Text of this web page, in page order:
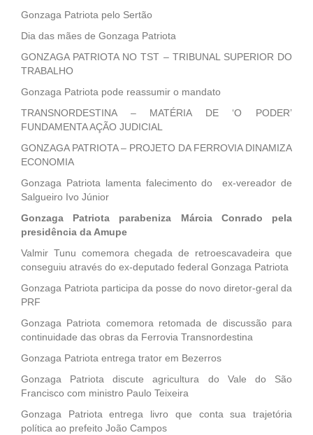
Gonzaga Patriota pelo Sertão
Dia das mães de Gonzaga Patriota
GONZAGA PATRIOTA NO TST – TRIBUNAL SUPERIOR DO
TRABALHO
Gonzaga Patriota pode reassumir o mandato
TRANSNORDESTINA – MATÉRIA DE ‘O PODER’
FUNDAMENTA AÇÃO JUDICIAL
GONZAGA PATRIOTA – PROJETO DA FERROVIA DINAMIZA
ECONOMIA
Gonzaga Patriota lamenta falecimento do ex-vereador de
Salgueiro Ivo Júnior
Gonzaga Patriota parabeniza Márcia Conrado pela
presidência da Amupe
Valmir Tunu comemora chegada de retroescavadeira que
conseguiu através do ex-deputado federal Gonzaga Patriota
Gonzaga Patriota participa da posse do novo diretor-geral da
PRF
Gonzaga Patriota comemora retomada de discussão para
continuidade das obras da Ferrovia Transnordestina
Gonzaga Patriota entrega trator em Bezerros
Gonzaga Patriota discute agricultura do Vale do São
Francisco com ministro Paulo Teixeira
Gonzaga Patriota entrega livro que conta sua trajetória
política ao prefeito João Campos